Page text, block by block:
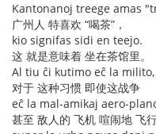
Kantonanoj treege amas
广州人 特喜欢 “喝茶”，
kio signifas sidi en teejo.
这 就是意味着 坐在茶馆里。
Al tiu ĉi kutimo eĉ la milito,
对于 这种习惯 即使这战争
eĉ la mal-amikaj aero-
甚至 敌人的 飞机 喧闹地 飞